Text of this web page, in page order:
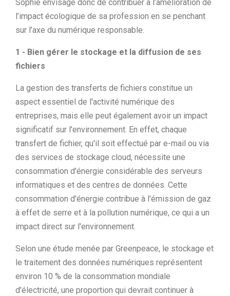
Sophie envisage donc de contribuer à l’amélioration de
l’impact écologique de sa profession en se penchant
sur l’axe du numérique responsable.
1 - Bien gérer le stockage et la diffusion de ses
fichiers
La gestion des transferts de fichiers constitue un
aspect essentiel de l'activité numérique des
entreprises, mais elle peut également avoir un impact
significatif sur l'environnement. En effet, chaque
transfert de fichier, qu'il soit effectué par e-mail ou via
des services de stockage cloud, nécessite une
consommation d'énergie considérable des serveurs
informatiques et des centres de données. Cette
consommation d'énergie contribue à l'émission de gaz
à effet de serre et à la pollution numérique, ce qui a un
impact direct sur l'environnement.
Selon une étude menée par Greenpeace, le stockage et
le traitement des données numériques représentent
environ 10 % de la consommation mondiale
d'électricité, une proportion qui devrait continuer à